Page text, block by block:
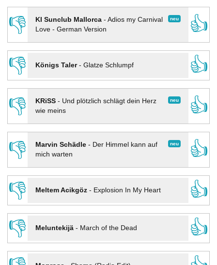
👎
neu
KI Sunclub Mallorca- Adios my Carnival
Love - German Version
👍
👎
Königs Taler- Glatze Schlumpf
👍
👎
neu
KRiSS- Und plötzlich schlägt dein Herz
wie meins
👍
👎 neu
Marvin Schädle- Der Himmel kann auf
mich warten
👍
👎
Meltem Acikgöz- Explosion In My Heart
👍
👎
Meluntekijä- March of the Dead
👍